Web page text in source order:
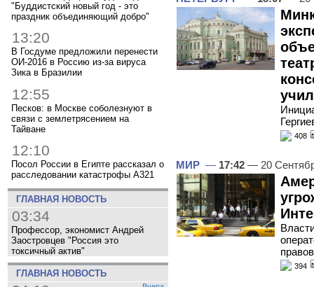
"Буддистский новый год - это
праздник объединяющий добро"
13:20
В Госдуме предложили перенести
ОИ-2016 в Россию из-за вируса
Зика в Бразилии
12:55
Песков: в Москве соболезнуют в
связи с землетрясением на
Тайване
12:10
Посол России в Египте рассказал о
расследовании катастрофы A321
ГЛАВНАЯ НОВОСТЬ
03:34
Профессор, экономист Андрей
Заостровцев "Россия это
токсичный актив"
ГЛАВНАЯ НОВОСТЬ
408
МИР — 17:42 — 20
394